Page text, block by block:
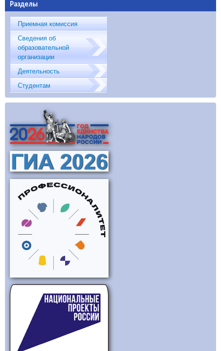
Разделы
Приемная комиссия
Сведения об
образовательной
организации
Деятельность
Студентам